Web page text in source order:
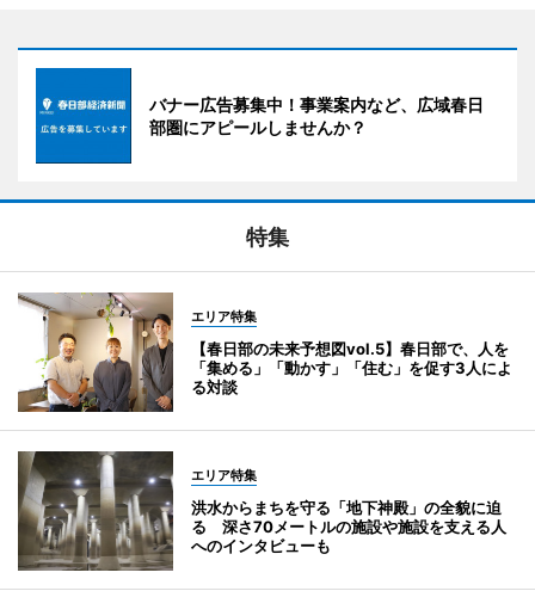
バナー広告募集中！事業案内など、広域春日
部圏にアピールしませんか？
特集
エリア特集
【春日部の未来予想図vol.5】春日部で、人を
「集める」「動かす」「住む」を促す3人によ
る対談
エリア特集
洪水からまちを守る「地下神殿」の全貌に迫
る 深さ70メートルの施設や施設を支える人
へのインタビューも